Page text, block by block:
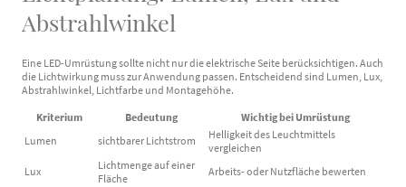
Abstrahlwinkel
Eine LED-Umrüstung sollte nicht nur die elektrische Seite berücksichtigen. Auch
die Lichtwirkung muss zur Anwendung passen. Entscheidend sind Lumen, Lux,
Abstrahlwinkel, Lichtfarbe und Montagehöhe.
Kriterium Bedeutung
Wichtig bei Umrüstung
Lumen
sichtbarer Lichtstrom
Helligkeit des Leuchtmittels
vergleichen
Lux
Lichtmenge auf einer
Fläche
Arbeits- oder Nutzfläche bewerten